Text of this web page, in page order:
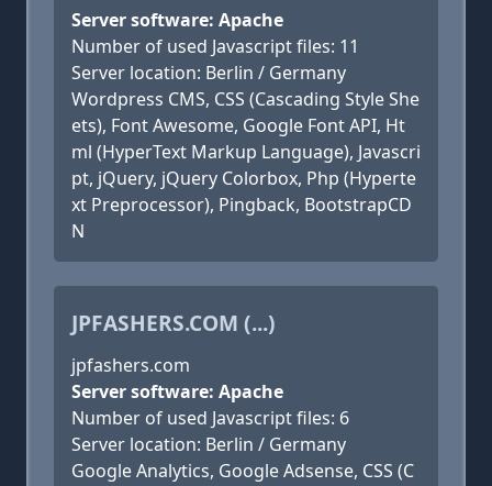
Server software: Apache
Number of used Javascript files: 11
Server location: Berlin / Germany
Wordpress CMS, CSS (Cascading Style She
ets), Font Awesome, Google Font API, Ht
ml (HyperText Markup Language), Javascri
pt, jQuery, jQuery Colorbox, Php (Hyperte
xt Preprocessor), Pingback, BootstrapCD
N
JPFASHERS.COM (...)
jpfashers.com
Server software: Apache
Number of used Javascript files: 6
Server location: Berlin / Germany
Google Analytics, Google Adsense, CSS (C